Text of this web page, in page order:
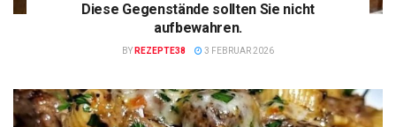
Diese Gegenstände sollten Sie nicht
aufbewahren.
BY REZEPTE38 3 FEBRUAR 2026